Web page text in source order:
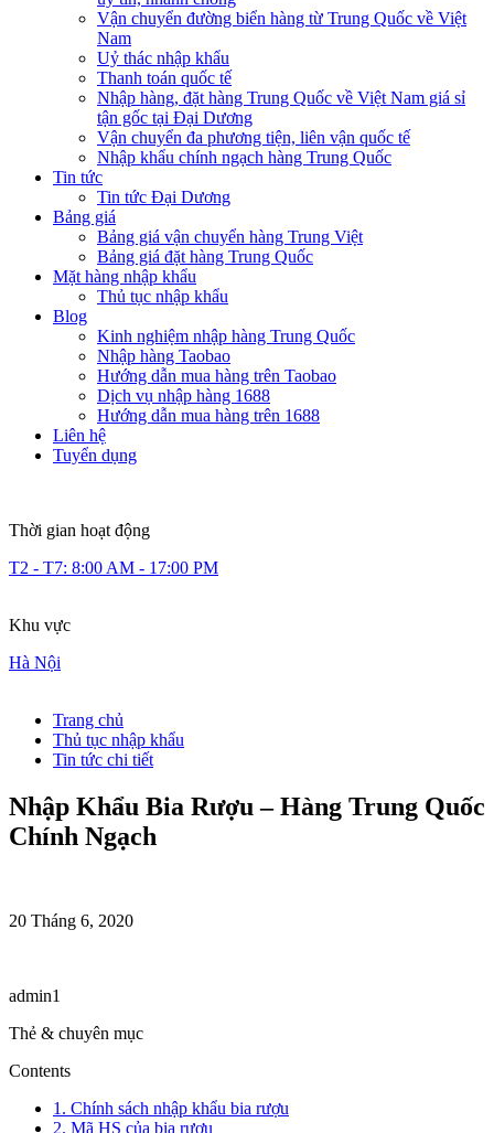
Vận chuyển đường biển hàng từ Trung Quốc về Việt
Nam
Uỷ thác nhập khẩu
Thanh toán quốc tế
Nhập hàng, đặt hàng Trung Quốc về Việt Nam giá sỉ
tận gốc tại Đại Dương
Vận chuyển đa phương tiện, liên vận quốc tế
Nhập khẩu chính ngạch hàng Trung Quốc
Tin tức
Tin tức Đại Dương
Bảng giá
Bảng giá vận chuyển hàng Trung Việt
Bảng giá đặt hàng Trung Quốc
Mặt hàng nhập khẩu
Thủ tục nhập khẩu
Blog
Kinh nghiệm nhập hàng Trung Quốc
Nhập hàng Taobao
Hướng dẫn mua hàng trên Taobao
Dịch vụ nhập hàng 1688
Hướng dẫn mua hàng trên 1688
Liên hệ
Tuyển dụng
Thời gian hoạt động
T2 - T7: 8:00 AM - 17:00 PM
Khu vực
Hà Nội
Trang chủ
Thủ tục nhập khẩu
Tin tức chi tiết
Nhập Khẩu Bia Rượu – Hàng Trung Quốc
Chính Ngạch
20 Tháng 6, 2020
admin1
Thẻ & chuyên mục
Contents
1. Chính sách nhập khẩu bia rượu
2. Mã HS của bia rượu